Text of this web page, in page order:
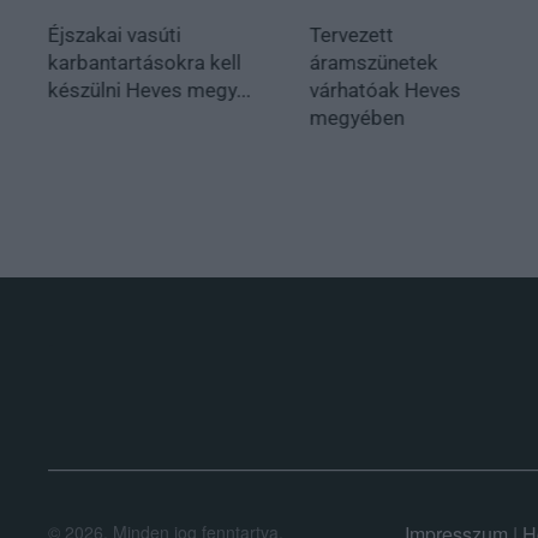
Éjszakai vasúti
karbantartásokra kell
készülni Heves megy...
Tervezett
áramszünetek
várhatóak Heves
megyében
© 2026. Minden jog fenntartva.